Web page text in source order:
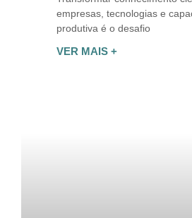
empresas, tecnologias e
produtiva é o desafio
VER MAIS +